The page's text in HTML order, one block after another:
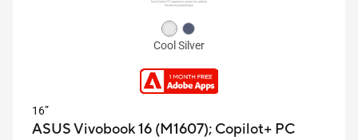
Cool Silver
16”
ASUS Vivobook 16 (M1607); Copilot+ PC